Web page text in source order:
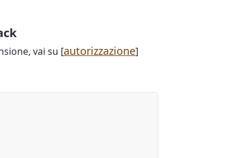
vai su [autorizzazione]